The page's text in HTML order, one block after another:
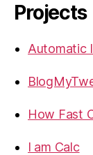
Projects
Automatic
How Fast
I am Calc